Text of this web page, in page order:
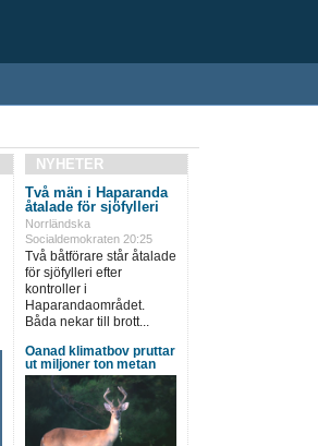
NYHETER
Två män i Haparanda
åtalade för sjöfylleri
Norrländska
Socialdemokraten 20:25
Två båtförare står åtalade
för sjöfylleri efter
kontroller i
Haparandaområdet.
Båda nekar till brott...
Oanad klimatbov pruttar
ut miljoner ton metan